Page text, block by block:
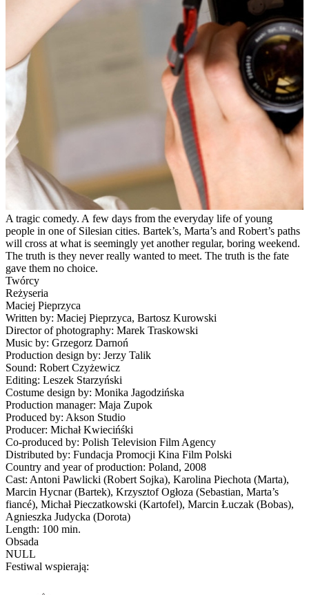
A tragic comedy. A few days from the everyday life of young
people in one of Silesian cities. Bartek’s, Marta’s and Robert’s paths
will cross at what is seemingly yet another regular, boring weekend.
The truth is they never really wanted to meet. The truth is the fate
gave them no choice.
Twórcy
Reżyseria
Maciej Pieprzyca
Written by: Maciej Pieprzyca, Bartosz Kurowski
Director of photography: Marek Traskowski
Music by: Grzegorz Darnoń
Production design by: Jerzy Talik
Sound: Robert Czyżewicz
Editing: Leszek Starzyński
Costume design by: Monika Jagodzińska
Production manager: Maja Zupok
Produced by: Akson Studio
Producer: Michał Kwiecińśki
Co-produced by: Polish Television Film Agency
Distributed by: Fundacja Promocji Kina Film Polski
Country and year of production: Poland, 2008
Cast: Antoni Pawlicki (Robert Sojka), Karolina Piechota (Marta),
Marcin Hycnar (Bartek), Krzysztof Ogłoza (Sebastian, Marta’s
fiancé), Michał Pieczatkowski (Kartofel), Marcin Łuczak (Bobas),
Agnieszka Judycka (Dorota)
Length: 100 min.
Obsada
NULL
Festiwal wspierają: